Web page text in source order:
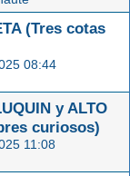
(Tres cotas
08:44
y ALTO
curiosos)
11:08